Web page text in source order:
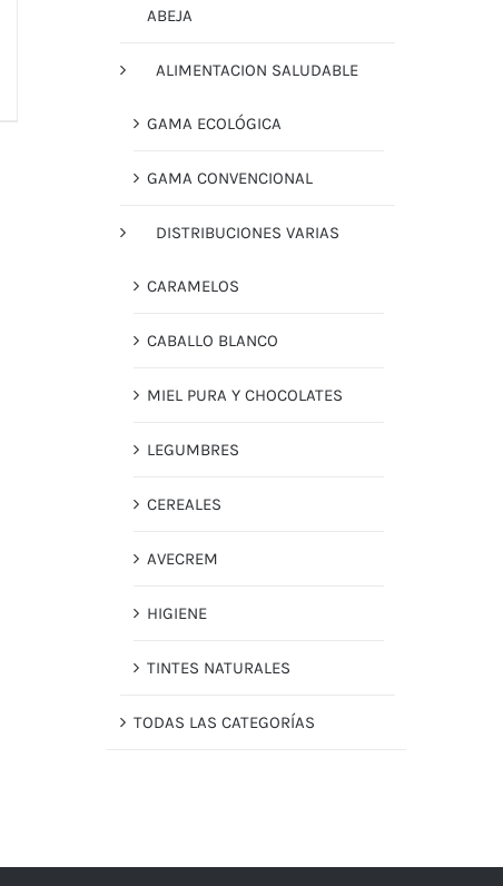
ABEJA
ALIMENTACION SALUDABLE
GAMA ECOLÓGICA
GAMA CONVENCIONAL
DISTRIBUCIONES VARIAS
CARAMELOS
CABALLO BLANCO
MIEL PURA Y CHOCOLATES
LEGUMBRES
CEREALES
AVECREM
HIGIENE
TINTES NATURALES
TODAS LAS CATEGORÍAS